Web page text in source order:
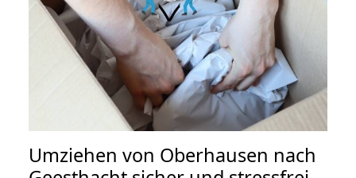
Umziehen von Oberhausen nach